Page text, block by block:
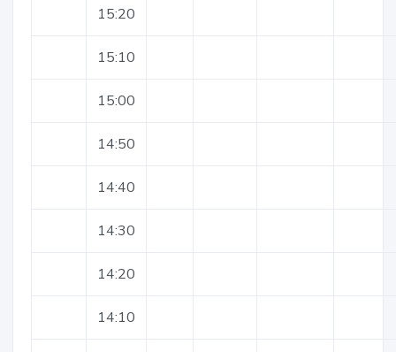
15:20
15:10
15:00
14:50
14:40
14:30
14:20
14:10